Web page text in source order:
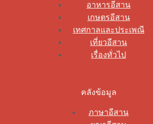
อาหารอีสาน
เกษตรอีสาน
เทศกาลและประเพณี
เที่ยวอีสาน
เรื่องทั่วไป
คลังข้อมูล
ภาษาอีสาน